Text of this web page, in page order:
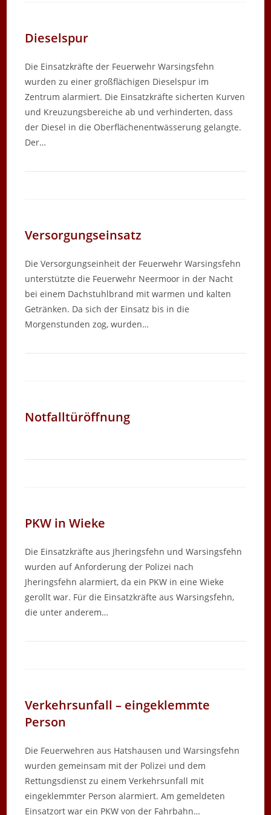
Dieselspur
Die Einsatzkräfte der Feuerwehr Warsingsfehn
wurden zu einer großflächigen Dieselspur im
Zentrum alarmiert. Die Einsatzkräfte sicherten Kurven
und Kreuzungsbereiche ab und verhinderten, dass
der Diesel in die Oberflächenentwässerung gelangte.
Der…
Versorgungseinsatz
Die Versorgungseinheit der Feuerwehr Warsingsfehn
unterstützte die Feuerwehr Neermoor in der Nacht
bei einem Dachstuhlbrand mit warmen und kalten
Getränken. Da sich der Einsatz bis in die
Morgenstunden zog, wurden…
Notfalltüröffnung
PKW in Wieke
Die Einsatzkräfte aus Jheringsfehn und Warsingsfehn
wurden auf Anforderung der Polizei nach
Jheringsfehn alarmiert, da ein PKW in eine Wieke
gerollt war. Für die Einsatzkräfte aus Warsingsfehn,
die unter anderem…
Verkehrsunfall – eingeklemmte
Person
Die Feuerwehren aus Hatshausen und Warsingsfehn
wurden gemeinsam mit der Polizei und dem
Rettungsdienst zu einem Verkehrsunfall mit
eingeklemmter Person alarmiert. Am gemeldeten
Einsatzort war ein PKW von der Fahrbahn…